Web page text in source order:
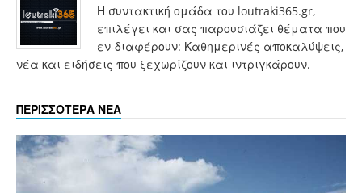
Η συντακτική ομάδα του loutraki365.gr,
επιλέγει και σας παρουσιάζει θέματα που
εν-διαφέρουν: Καθημερινές αποκαλύψεις,
νέα και ειδήσεις που ξεχωρίζουν και ιντριγκάρουν.
ΠΕΡΙΣΣΟΤΕΡΑ ΝΕΑ